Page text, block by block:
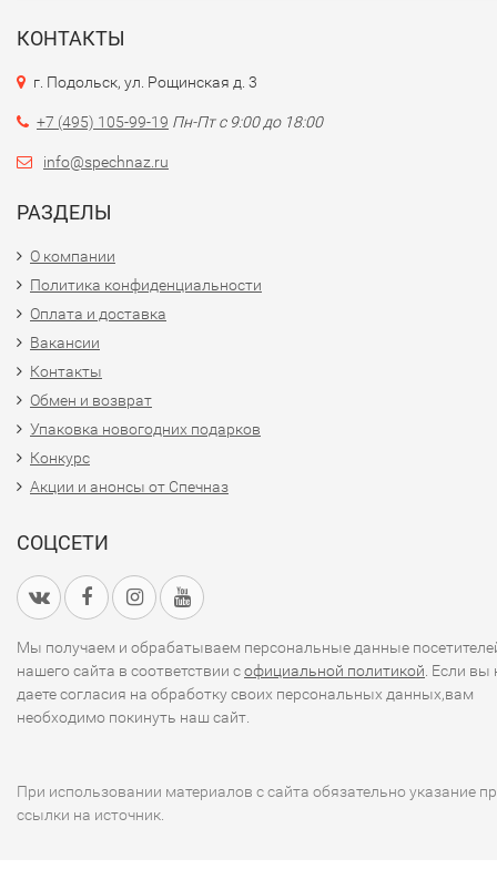
КОНТАКТЫ
г. Подольск, ул. Рощинская д. 3
+7 (495) 105-99-19 Пн-Пт с 9:00 до 18:00
info@spechnaz.ru
РАЗДЕЛЫ
О компании
Политика конфиденциальности
Оплата и доставка
Вакансии
Контакты
Обмен и возврат
Упаковка новогодних подарков
Конкурс
Акции и анонсы от Спечназ
СОЦСЕТИ
Мы получаем и обрабатываем персональные данные
нашего сайта в соответствии софициальной политикой . Если вы
даете согласия на обработку своих персональных данных,вам
необходимо покинуть наш сайт.
При использовании материалов с сайта обязательно указание
ссылки на источник.